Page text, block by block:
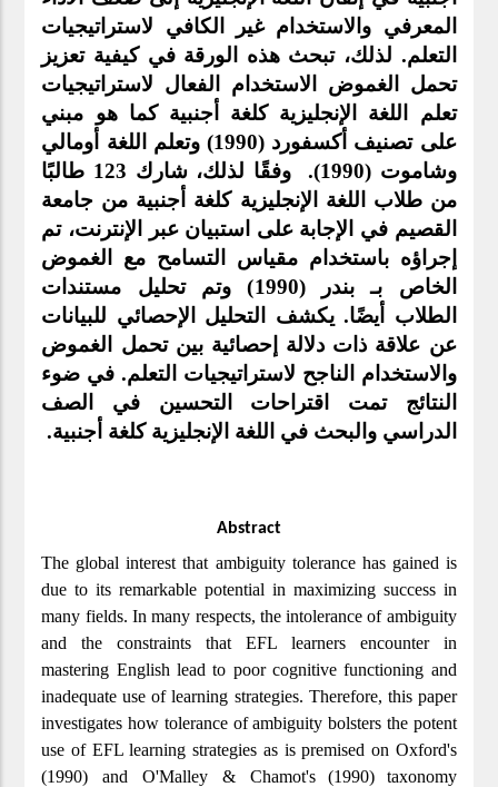
الدراسي والبحث في اللغة الإنجليزية كلغة أجنبية.
Abstract
The global interest that ambiguity tolerance has gained is
due to its remarkable potential in maximizing success in
many fields. In many respects, the intolerance of ambiguity
and the constraints that EFL learners encounter in
mastering English lead to poor cognitive functioning and
inadequate use of learning strategies. Therefore, this paper
investigates how tolerance of ambiguity bolsters the potent
use of EFL learning strategies as is premised on Oxford's
(1990) and O'Malley & Chamot's
(1990)
taxonomy